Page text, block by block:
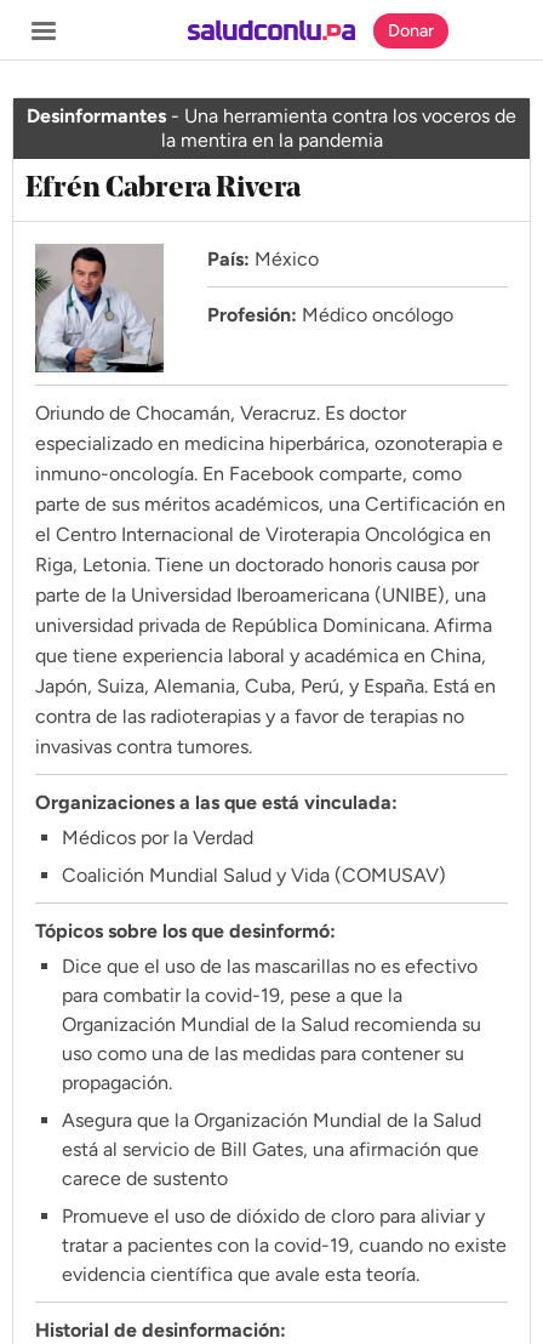
Inicio
Noticias
Especiales
Nosotros
COBERTURAS
Comprueba
Climatopedia
Medio ambiente
Salud mental
Género
Sobremesa
FORMATOS
Entrevistas
Opinión
Biblioterapia
Cartas y réplicas
APÓYANOS
Pon tu lupa sobre lo
que importa
Dona aquí
RECIBE NUESTRO BOLETÍN
Donar
Desinformantes - Una herramienta contra los voceros de
la mentira en la pandemia
Efrén Cabrera Rivera
País: México
Profesión: Médico oncólogo
Oriundo de Chocamán, Veracruz. Es doctor
especializado en medicina hiperbárica, ozonoterapia e
inmuno-oncología. En Facebook comparte, como
parte de sus méritos académicos, una Certificación en
el Centro Internacional de Viroterapia Oncológica en
Riga, Letonia. Tiene un doctorado honoris causa por
parte de la Universidad Iberoamericana (UNIBE), una
universidad privada de República Dominicana. Afirma
que tiene experiencia laboral y académica en China,
Japón, Suiza, Alemania, Cuba, Perú, y España. Está en
contra de las radioterapias y a favor de terapias no
invasivas contra tumores.
Organizaciones a las que está vinculada:
Médicos por la Verdad
Coalición Mundial Salud y Vida (COMUSAV)
Tópicos sobre los que desinformó:
Dice que el uso de las mascarillas no es efectivo
para combatir la covid-19, pese a que la
Organización Mundial de la Salud recomienda su
uso como una de las medidas para contener su
propagación.
Asegura que la Organización Mundial de la Salud
está al servicio de Bill Gates, una afirmación que
carece de sustento
Promueve el uso de dióxido de cloro para aliviar y
tratar a pacientes con la covid-19, cuando no existe
evidencia científica que avale esta teoría.
Historial de desinformación: